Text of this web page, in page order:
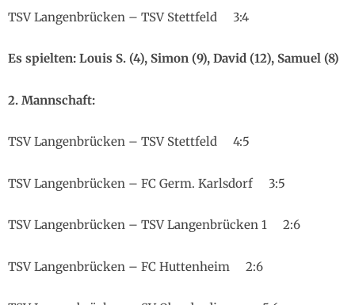
TSV Langenbrücken – TSV Stettfeld 3:4
Es spielten: Louis S. (4), Simon (9), David (12), Samuel (8)
2. Mannschaft:
TSV Langenbrücken – TSV Stettfeld 4:5
TSV Langenbrücken – FC Germ. Karlsdorf 3:5
TSV Langenbrücken – TSV Langenbrücken 1 2:6
TSV Langenbrücken – FC Huttenheim 2:6